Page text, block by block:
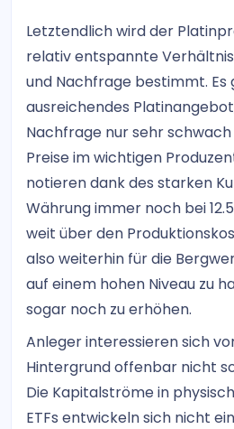
Letztendlich wird der
relativ entspannte
und Nachfrage bestimmt. Es
ausreichendes
Nachfrage nur sehr
Preise im wichtigen
notieren dank des starken
Währung immer noch bei
weit über den
also weiterhin für die
auf einem hohen Niveau zu
sogar noch zu erhöhen.
Anleger interessieren sich
Hintergrund offenbar nicht
Die Kapitalströme in
ETFs entwickeln sich nicht